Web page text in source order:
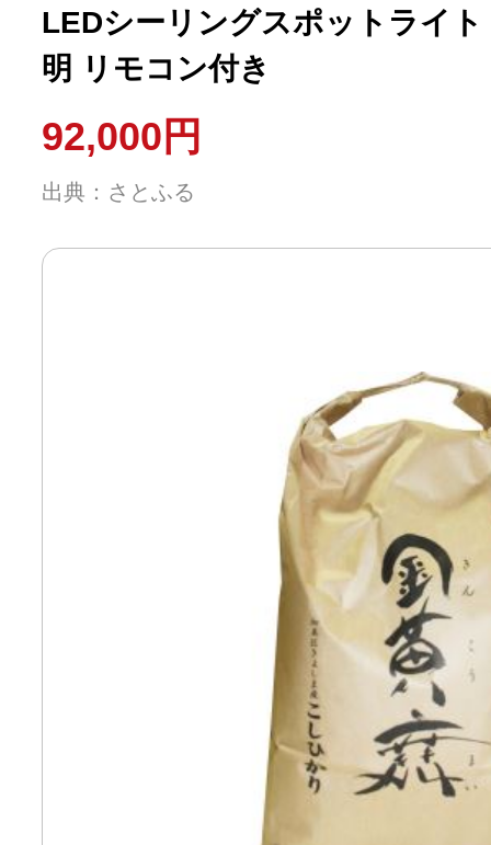
LEDシーリングスポットライ
明 リモコン付き
92,000円
出典：さとふる